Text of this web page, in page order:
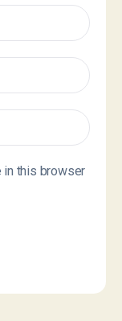
in this browser